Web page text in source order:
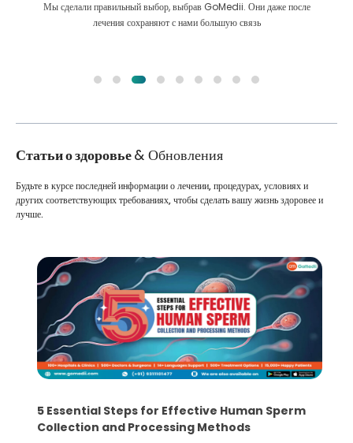
Мы сделали правильный выбор, выбрав GoMedii. Они даже после
лечения сохраняют с нами большую связь
Статьи о здоровье& Обновления
Будьте в курсе последней информации о лечении, процедурах, условиях и
других соответствующих требованиях, чтобы сделать вашу жизнь здоровее и
лучше.
5 Essential Steps for Effective Human Sperm
Collection and Processing Methods